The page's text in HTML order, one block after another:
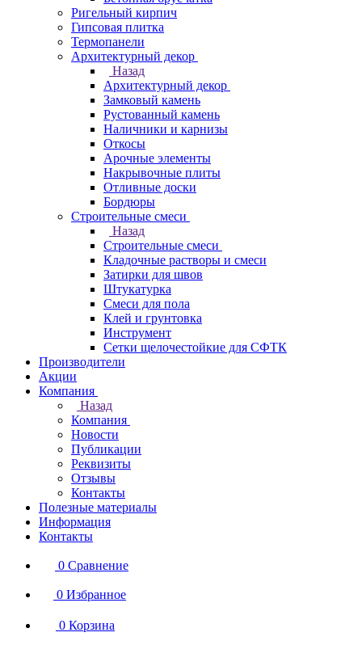
Ригельный кирпич
Гипсовая плитка
Термопанели
Архитектурный декор
Назад
Архитектурный декор
Замковый камень
Рустованный камень
Наличники и карнизы
Откосы
Арочные элементы
Накрывочные плиты
Отливные доски
Бордюры
Строительные смеси
Назад
Строительные смеси
Кладочные растворы и смеси
Затирки для швов
Штукатурка
Смеси для пола
Клей и грунтовка
Инструмент
Сетки щелочестойкие для СФТК
Производители
Акции
Компания
Назад
Компания
Новости
Публикации
Реквизиты
Отзывы
Контакты
Полезные материалы
Информация
Контакты
0 Сравнение
0 Избранное
0 Корзина